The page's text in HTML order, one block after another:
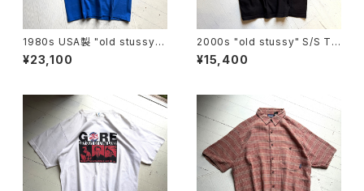
1980s USA製 "old stussy"
S/S T-shirt
¥23,100
2000s "old stussy" S/S T-
shirt
¥15,400